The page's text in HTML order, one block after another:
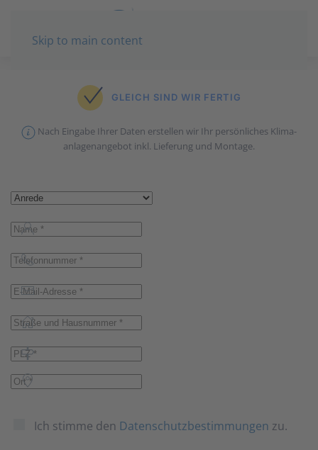
Skip to main content
GLEICH SIND WIR FERTIG
Nach Eingabe Ihrer Daten erstellen wir Ihr persönliches Klima­
anlagen­angebot inkl. Lieferung und Montage.
Ich stimme den Datenschutzbestimmungen zu.